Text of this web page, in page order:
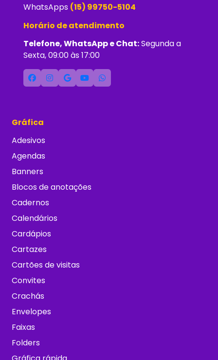
WhatsApps (15) 99750-5104
Horário de atendimento
Telefone, WhatsApp e Chat:Segunda a
Sexta, 09:00 às 17:00
Gráfica
Adesivos
Agendas
Banners
Blocos de anotações
Cadernos
Calendários
Cardápios
Cartazes
Cartões de visitas
Convites
Crachás
Envelopes
Faixas
Folders